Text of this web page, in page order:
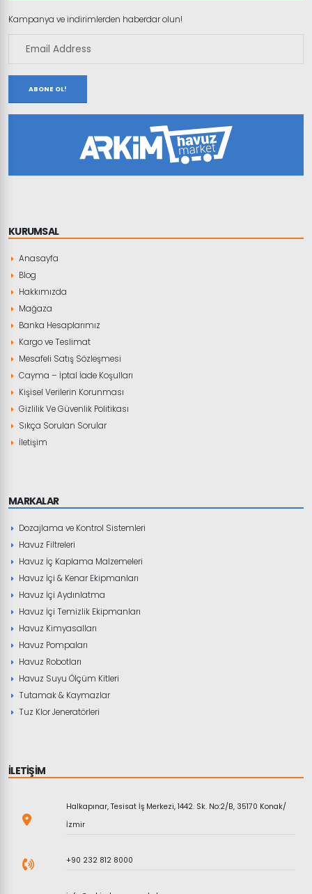
Kampanya ve indirimlerden haberdar olun!
ABONE OL!
KURUMSAL
Anasayfa
Blog
Hakkımızda
Mağaza
Banka Hesaplarımız
Kargo ve Teslimat
Mesafeli Satış Sözleşmesi
Cayma – İptal İade Koşulları
Kişisel Verilerin Korunması
Gizlilik Ve Güvenlik Politikası
Sıkça Sorulan Sorular
İletişim
MARKALAR
Dozajlama ve Kontrol Sistemleri
Havuz Filtreleri
Havuz İç Kaplama Malzemeleri
Havuz İçi & Kenar Ekipmanları
Havuz İçi Aydınlatma
Havuz İçi Temizlik Ekipmanları
Havuz Kimyasalları
Havuz Pompaları
Havuz Robotları
Havuz Suyu Ölçüm Kitleri
Tutamak & Kaymazlar
Tuz Klor Jeneratörleri
İLETİŞİM
Halkapınar, Tesisat İş Merkezi, 1442. Sk. No:2/B, 35170 Konak/
İzmir
+90 232 812 8000